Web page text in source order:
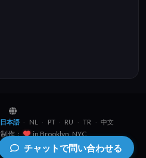
日本語 · NL · PT · RU · TR · 中文
制作： in Brooklyn, NYC
プライバシーポリシー 利用規約
チャットで問い合わせる